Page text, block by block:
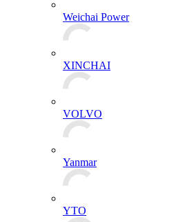
Weichai Power
XINCHAI
VOLVO
Yanmar
YTO